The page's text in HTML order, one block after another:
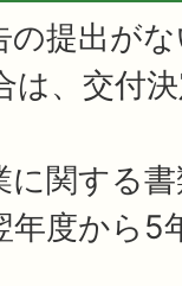
の提出が
は、交付
に関する
年度から5